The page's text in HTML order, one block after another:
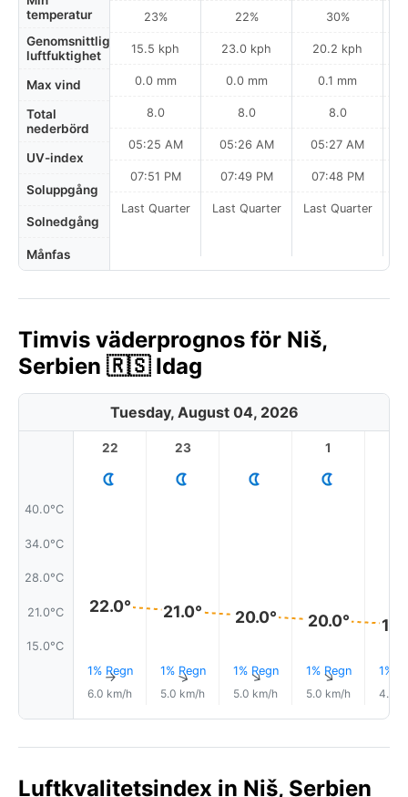
temperatur
Genomsnittlig
luftfuktighet
Max vind
Total
nederbörd
UV-index
Soluppgång
Solnedgång
Månfas
23%
15.5 kph
0.0 mm
8.0
05:25 AM
07:51 PM
Last Quarter
22%
23.0 kph
0.0 mm
8.0
05:26 AM
07:49 PM
Last Quarter
30%
20.2 kph
0.1 mm
8.0
05:27 AM
07:48 PM
Last Quarter
Timvis väderprognos för Niš,
Serbien 🇷🇸 Idag
Tuesday, August 04, 2026
40.0°C
34.0°C
28.0°C
21.0°C
15.0°C
22
22.0°
1% Regn
↑
6.0 km/h
23
21.0°
1% Regn
↑
5.0 km/h
20.0°
1% Regn
↑
5.0 km/h
1
20.0°
1% Regn
↑
5.0 km/h
1%
4.0
Luftkvalitetsindex in Niš, Serbien